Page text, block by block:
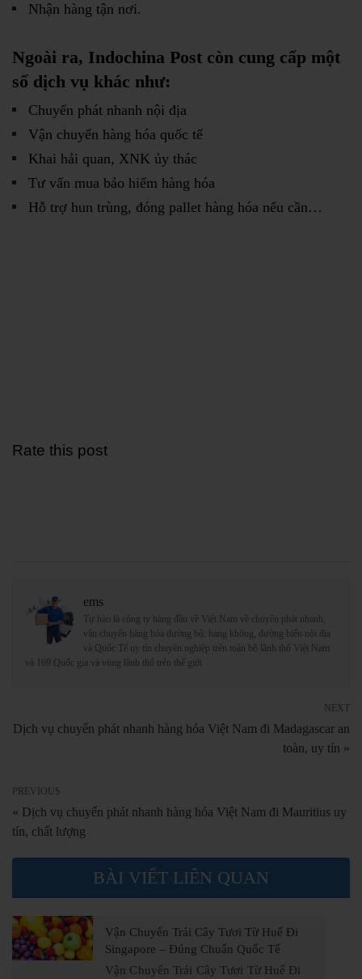
Nhận hàng tận nơi.
Ngoài ra, Indochina Post còn cung cấp một
số dịch vụ khác như:
Chuyển phát nhanh nội địa
Vận chuyển hàng hóa quốc tế
Khai hải quan, XNK ủy thác
Tư vấn mua bảo hiểm hàng hóa
Hỗ trợ hun trùng, đóng pallet hàng hóa nếu cần…
Rate this post
ems
Tự hào là công ty hàng đầu về Việt Nam về chuyển phát nhanh,
vận chuyển hàng hóa đường bộ, hang không, đường biển nội địa
và Quốc Tế uy tín chuyên nghiệp trên toàn bộ lãnh thổ Việt Nam
và 169 Quốc gia và vùng lãnh thổ trên thế giới
NEXT
Dịch vụ chuyển phát nhanh hàng hóa Việt Nam đi Madagascar an
toàn, uy tín »
PREVIOUS
« Dịch vụ chuyển phát nhanh hàng hóa Việt Nam đi Mauritius uy
tín, chất lượng
BÀI VIẾT LIÊN QUAN
Vận Chuyển Trái Cây Tươi Từ Huế Đi
Singapore – Đúng Chuẩn Quốc Tế
Vận Chuyển Trái Cây Tươi Từ Huế Đi